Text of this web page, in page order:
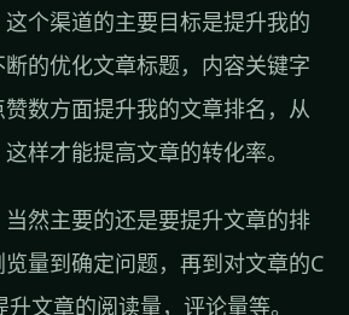
这个渠道的主要目标是提升我的
的优化文章标题，内容关键字
数方面提升我的文章排名，从
样才能提高文章的转化率。
当然主要的还是要提升文章的排
量到确定问题，再到对文章的C
文章的阅读量，评论量等。